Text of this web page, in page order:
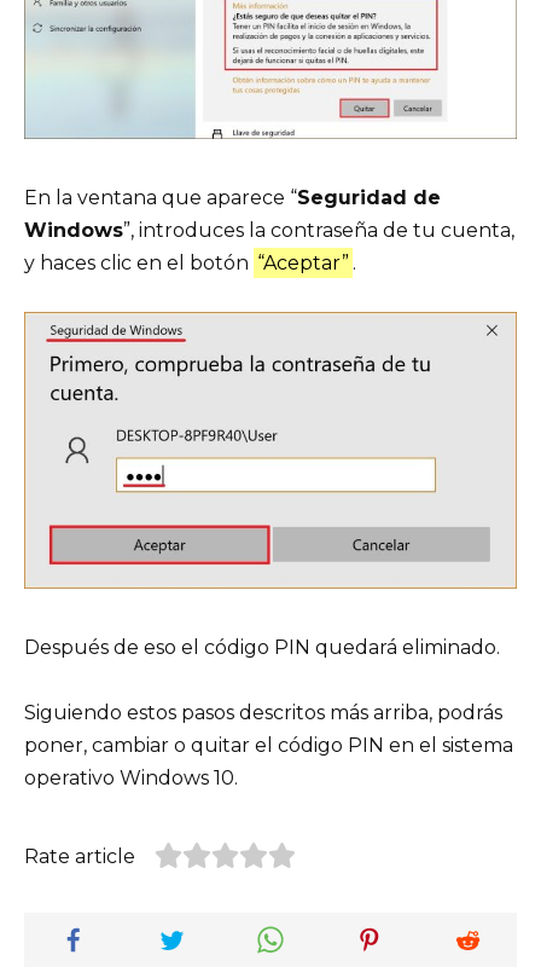
En la ventana que aparece “Seguridad de
Windows”, introduces la contraseña de tu cuenta,
y haces clic en el botón “Aceptar” .
Después de eso el código PIN quedará eliminado.
Siguiendo estos pasos descritos más arriba, podrás
poner, cambiar o quitar el código PIN en el sistema
operativo Windows 10.
Rate article